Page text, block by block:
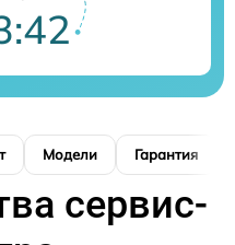
Модели Гарантия
сервис-